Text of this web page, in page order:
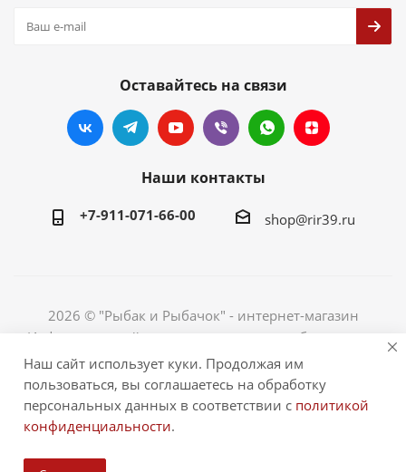
Оставайтесь на связи
Наши контакты
+7-911-071-66-00 shop@rir39.ru
2026 © "Рыбак и Рыбачок" - интернет-магазин
Информация сайта защищена законом об авторских
правах. Индивидуальный предприниматель Рогов
Сергей Юрьевич. ИНН 390600967290. ОГРНИП
324390000064229.
Наш сайт использует куки. Продолжая им
пользоваться, вы соглашаетесь на обработку
персональных данных в соответствии с политикой
конфиденциальности.